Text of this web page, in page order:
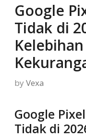
Google
Tidak di
by Vexa
Google
Tidak di